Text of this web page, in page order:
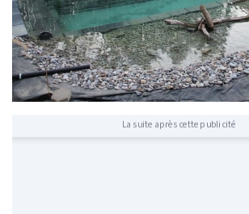
La suite après cette publicité